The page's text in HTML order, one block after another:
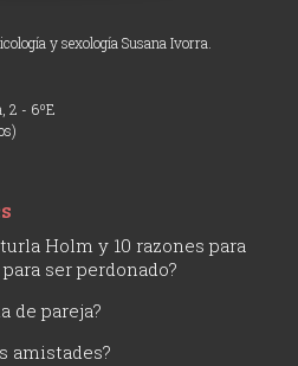
y sexología Susana Ivorra.
2 - 6ºE
Holm y 10 razones para
ser perdonado?
de pareja?
amistades?